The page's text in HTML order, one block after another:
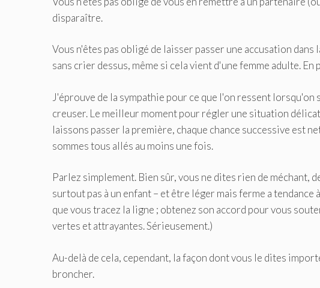
disparaître.
Vous n'êtes pas obligé de laisser passer une accusation dans
sans crier dessus, même si cela vient d'une femme adulte.
J'éprouve de la sympathie pour ce que l'on ressent lorsqu'on
creuser. Le meilleur moment pour régler une situation
laissons passer la première, chaque chance successive est
sommes tous allés au moins une fois.
Parlez simplement. Bien sûr, vous ne dites rien de méchant,
surtout pas à un enfant – et être léger mais ferme a
que vous tracez la ligne ; obtenez son accord pour vous
vertes et attrayantes. Sérieusement.)
Au-delà de cela, cependant, la façon dont vous le dites
broncher.